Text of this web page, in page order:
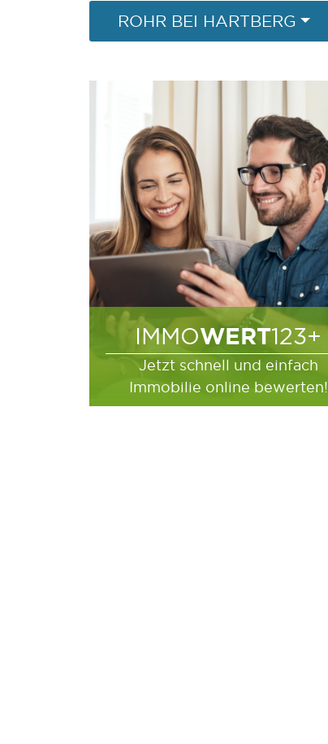
ROHR BEI HARTBERG
IMMOWERT123+
Jetzt schnell und einfach
Immobilie online bewerten!